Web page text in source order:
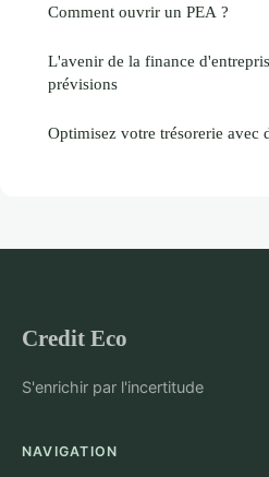
Comment ouvrir un PEA ?
L'avenir de la finance
prévisions
Optimisez votre trésorerie avec
Credit Eco
S'enrichir par l'incertitude
NAVIGATION